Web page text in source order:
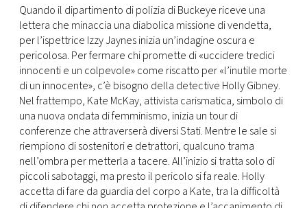
Quando il dipartimento di polizia di Buckeye riceve una
lettera che minaccia una diabolica missione di vendetta,
per l’ispettrice Izzy Jaynes inizia un’indagine oscura e
pericolosa. Per fermare chi promette di «uccidere tredici
innocenti e un colpevole» come riscatto per «l’inutile morte
di un innocente», c’è bisogno della detective Holly Gibney.
Nel frattempo, Kate McKay, attivista carismatica, simbolo di
una nuova ondata di femminismo, inizia un tour di
conferenze che attraverserà diversi Stati. Mentre le sale si
riempiono di sostenitori e detrattori, qualcuno trama
nell’ombra per metterla a tacere. All’inizio si tratta solo di
piccoli sabotaggi, ma presto il pericolo si fa reale. Holly
accetta di fare da guardia del corpo a Kate, tra la difficoltà